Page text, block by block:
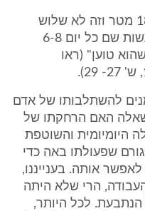
"סה"כ שטח שאני משכיר זה 180 מטר וזה לא שלוש
קומות. לא יודע מה הוא יכול לעשות שם כל יום 6-8
שנה כמו שהוא טוען" (ראו
להשתלבותו של אדם
האם הרחקתו של
היומיומית והשוטפת
שפעולתו באה כדי
אותה. בענייננו,
הרי שלא היתה
הנתבעת. לכל היותר,